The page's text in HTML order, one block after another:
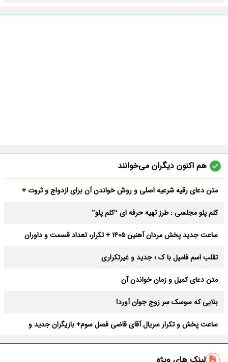
هم اکنون دیگران می‌خوانند
متن دعای رقیه شرعیه اصلی و روش خواندن آن برای ازدواج و ثروت +
کلم پلو مجلسی : طرز تهیه حرفه ای “کلم پلو”
ساعت جدید پخش مردان آهنین 1405 + تکرار، تعداد قسمت و داوران
تقلب اسم فامیل با ک ؛ جدید و غیرتکراری
متن دعای کمیل و زمان خواندن آن
بلایی که سوسک سر زوج جوان آورد!
ساعت پخش و تکرار سریال آقای قاضی فصل سوم+ بازیگران جدید و
طرز تهیه سالاد ماکارونی خانگی خوشمزه و لذیذ + آموزش تصویری